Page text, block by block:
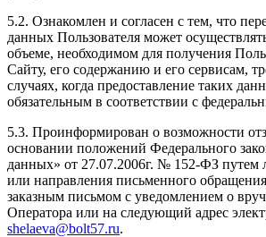
5.2. Ознакомлен и согласен с тем, что
данных Пользователя может
объеме, необходимом для получения
Сайту, его содержанию и его сервисам,
случаях, когда предоставление таких
обязательным в соответствии с
5.3. Проинформирован о возможности
основании положений Федерального
данных» от 27.07.2006г. № 152-ФЗ путем
или направления письменного
заказным письмом с уведомлением о
Оператора или на следующий адрес
shelaeva@bolt57.ru.